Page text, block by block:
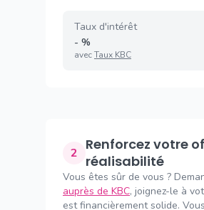
Taux d'intérêt
- %
avecTaux KBC
2 Renforcez votre offre avec un certificat de
réalisabilité
Vous êtes sûr de vous ?
auprès de KBC, joignez-le à
est financièrement solide.